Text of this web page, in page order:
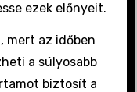
ezek előnyeit.
mert az időben
a súlyosabb
biztosít a